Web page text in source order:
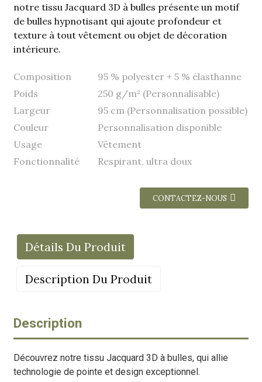
notre tissu Jacquard 3D à bulles présente un motif
de bulles hypnotisant qui ajoute profondeur et
texture à tout vêtement ou objet de décoration
intérieure.
Composition
95 % polyester + 5 % élasthanne
Poids
250 g/m² (Personnalisable)
Largeur
95 cm (Personnalisation possible)
Couleur
Personnalisation disponible
Usage
Vêtement
Fonctionnalité
Respirant, ultra doux
CONTACTEZ-NOUS
Détails Du Produit
Description Du Produit
Description
Découvrez notre tissu Jacquard 3D à bulles, qui allie
technologie de pointe et design exceptionnel.